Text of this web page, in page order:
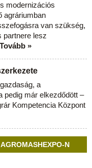
modernizációs
agráriumban
van szükség,
partnere lesz
Tovább »
a
pedig már elkezdődött –
Kompetencia Központ
N